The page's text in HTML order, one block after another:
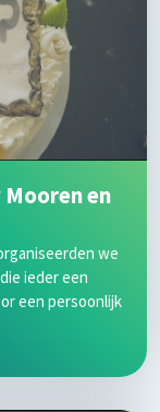
en
we
ieder een
een persoonlijk